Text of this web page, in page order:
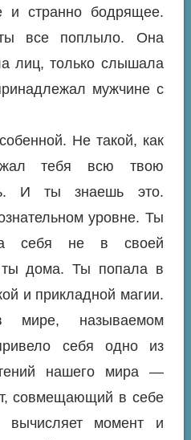
и странно бодрящее.
все поплыло. Она
лиц, только слышала
мужчине с
Не такой, как
тебя всю твою
И ты знаешь это.
уровне. Ты
себя не в своей
ты дома. Ты попала в
и прикладной магии.
называемом
себя одно из
нашего мира —
совмещающий в себе
вычисляет момент и